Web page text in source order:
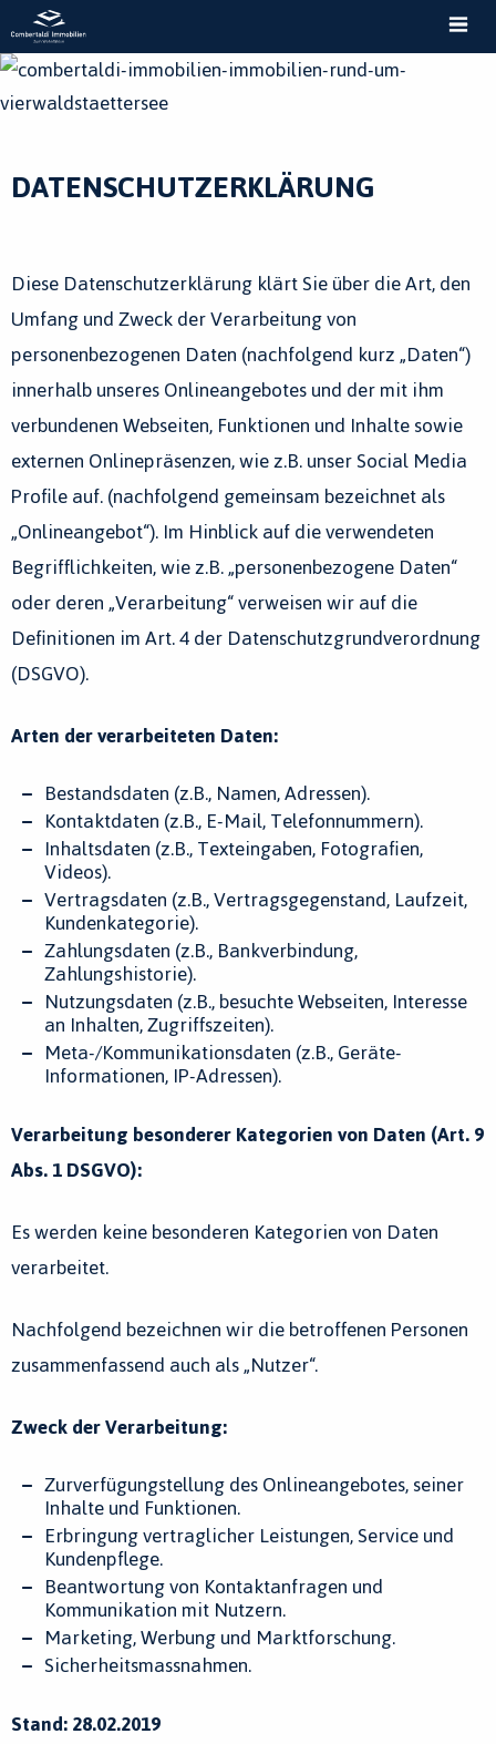
MENÜ
DATENSCHUTZERKLÄRUNG
Diese Datenschutzerklärung klärt Sie über die Art, den
Umfang und Zweck der Verarbeitung von
personenbezogenen Daten (nachfolgend kurz „Daten“)
innerhalb unseres Onlineangebotes und der mit ihm
verbundenen Webseiten, Funktionen und Inhalte sowie
externen Onlinepräsenzen, wie z.B. unser Social Media
Profile auf. (nachfolgend gemeinsam bezeichnet als
„Onlineangebot“). Im Hinblick auf die verwendeten
Begrifflichkeiten, wie z.B. „personenbezogene Daten“
oder deren „Verarbeitung“ verweisen wir auf die
Definitionen im Art. 4 der Datenschutzgrundverordnung
(DSGVO).
Arten der verarbeiteten Daten:
Bestandsdaten (z.B., Namen, Adressen).
Kontaktdaten (z.B., E-Mail, Telefonnummern).
Inhaltsdaten (z.B., Texteingaben, Fotografien,
Videos).
Vertragsdaten (z.B., Vertragsgegenstand, Laufzeit,
Kundenkategorie).
Zahlungsdaten (z.B., Bankverbindung,
Zahlungshistorie).
Nutzungsdaten (z.B., besuchte Webseiten, Interesse
an Inhalten, Zugriffszeiten).
Meta-/Kommunikationsdaten (z.B., Geräte-
Informationen, IP-Adressen).
Verarbeitung besonderer Kategorien von Daten (Art. 9
Abs. 1 DSGVO):
Es werden keine besonderen Kategorien von Daten
verarbeitet.
Nachfolgend bezeichnen wir die betroffenen Personen
zusammenfassend auch als „Nutzer“.
Zweck der Verarbeitung:
Zurverfügungstellung des Onlineangebotes, seiner
Inhalte und Funktionen.
Erbringung vertraglicher Leistungen, Service und
Kundenpflege.
Beantwortung von Kontaktanfragen und
Kommunikation mit Nutzern.
Marketing, Werbung und Marktforschung.
Sicherheitsmassnahmen.
Stand: 28.02.2019